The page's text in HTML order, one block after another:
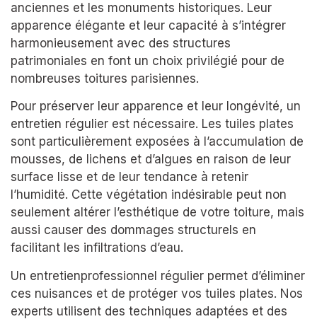
anciennes et les monuments historiques. Leur
apparence élégante et leur capacité à s’intégrer
harmonieusement avec des structures
patrimoniales en font un choix privilégié pour de
nombreuses toitures parisiennes.
Pour préserver leur apparence et leur longévité, un
entretien régulier est nécessaire. Les tuiles plates
sont particulièrement exposées à l’accumulation de
mousses, de lichens et d’algues en raison de leur
surface lisse et de leur tendance à retenir
l’humidité. Cette végétation indésirable peut non
seulement altérer l’esthétique de votre toiture, mais
aussi causer des dommages structurels en
facilitant les infiltrations d’eau.
Un entretienprofessionnel régulier permet d’éliminer
ces nuisances et de protéger vos tuiles plates. Nos
experts utilisent des techniques adaptées et des